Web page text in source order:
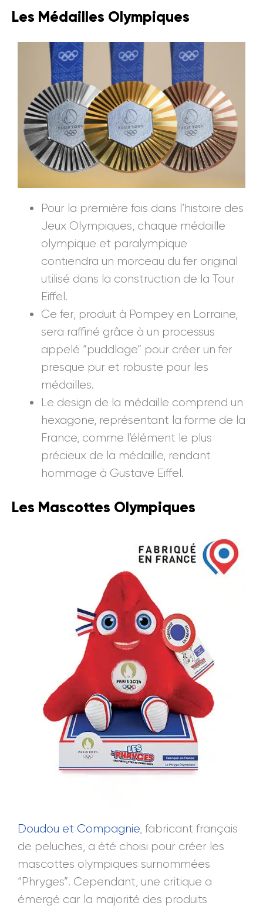
Les Médailles Olympiques
Pour la première fois dans l’histoire des
Jeux Olympiques, chaque médaille
olympique et paralympique
contiendra un morceau du fer original
utilisé dans la construction de la Tour
Eiffel.
Ce fer, produit à Pompey en Lorraine,
sera raffiné grâce à un processus
appelé “puddlage” pour créer un fer
presque pur et robuste pour les
médailles.
Le design de la médaille comprend un
hexagone, représentant la forme de la
France, comme l’élément le plus
précieux de la médaille, rendant
hommage à Gustave Eiffel.
Les Mascottes Olympiques
Doudou et Compagnie, fabricant français
de peluches, a été choisi pour créer les
mascottes olympiques surnommées
“Phryges”. Cependant, une critique a
émergé car la majorité des produits